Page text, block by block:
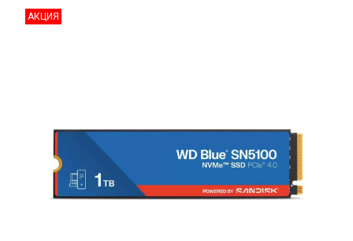
АКЦИЯ